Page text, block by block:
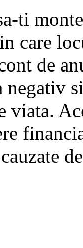
ti
care
de
negativ
viata.